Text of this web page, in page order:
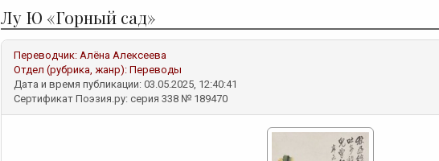
Лу Ю «Горный сад»
Переводчик: Алёна Алексеева
Отдел (рубрика, жанр): Переводы
Дата и время публикации: 03.05.2025, 12:40:41
Сертификат Поэзия.ру: серия 338 № 189470